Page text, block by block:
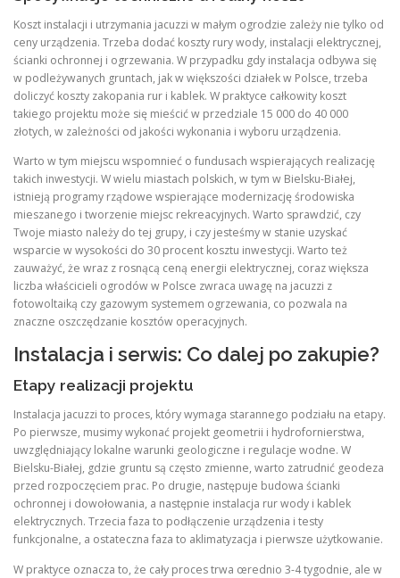
Koszt instalacji i utrzymania jacuzzi w małym ogrodzie zależy nie tylko od
ceny urządzenia. Trzeba dodać koszty rury wody, instalacji elektrycznej,
ścianki ochronnej i ogrzewania. W przypadku gdy instalacja odbywa się
w podleżywanych gruntach, jak w większości działek w Polsce, trzeba
doliczyć koszty zakopania rur i kablek. W praktyce całkowity koszt
takiego projektu może się mieścić w przedziale 15 000 do 40 000
złotych, w zależności od jakości wykonania i wyboru urządzenia.
Warto w tym miejscu wspomnieć o fundusach wspierających realizację
takich inwestycji. W wielu miastach polskich, w tym w Bielsku-Białej,
istnieją programy rządowe wspierające modernizację środowiska
mieszanego i tworzenie miejsc rekreacyjnych. Warto sprawdzić, czy
Twoje miasto należy do tej grupy, i czy jesteśmy w stanie uzyskać
wsparcie w wysokości do 30 procent kosztu inwestycji. Warto też
zauważyć, że wraz z rosnącą ceną energii elektrycznej, coraz większa
liczba właścicieli ogrodów w Polsce zwraca uwagę na jacuzzi z
fotowoltaiką czy gazowym systemem ogrzewania, co pozwala na
znaczne oszczędzanie kosztów operacyjnych.
Instalacja i serwis: Co dalej po zakupie?
Etapy realizacji projektu
Instalacja jacuzzi to proces, który wymaga starannego podziału na etapy.
Po pierwsze, musimy wykonać projekt geometrii i hydrofornierstwa,
uwzględniający lokalne warunki geologiczne i regulacje wodne. W
Bielsku-Białej, gdzie gruntu są często zmienne, warto zatrudnić geodeza
przed rozpoczęciem prac. Po drugie, następuje budowa ścianki
ochronnej i dowołowania, a następnie instalacja rur wody i kablek
elektrycznych. Trzecia faza to podłączenie urządzenia i testy
funkcjonalne, a ostateczna faza to aklimatyzacja i pierwsze użytkowanie.
W praktyce oznacza to, że cały proces trwa œrednio 3-4 tygodnie, ale w